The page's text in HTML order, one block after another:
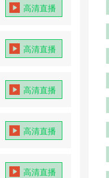
高清直播
高清直播
高清直播
高清直播
高清直播